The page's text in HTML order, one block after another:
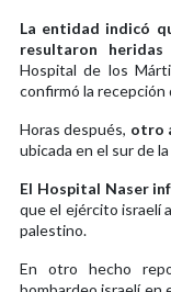
La entidad indicó
resultaron
Hospital de los
confirmó la recepción
Horas después, otro
ubicada en el sur de
El Hospital Naser
que el ejército israelí
palestino.
En otro hecho